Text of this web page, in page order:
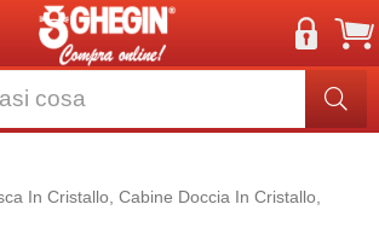
In Cristallo, Cabine Doccia In Cristallo,